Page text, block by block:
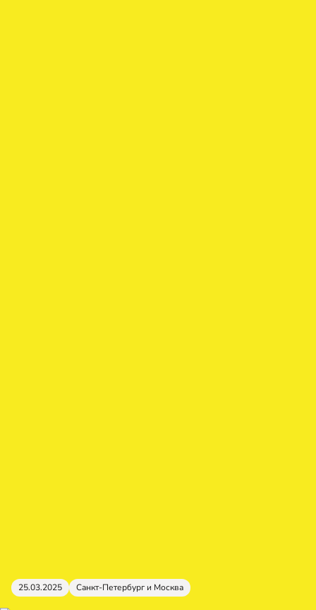
25.03.2025 Санкт-Петербург и Москва